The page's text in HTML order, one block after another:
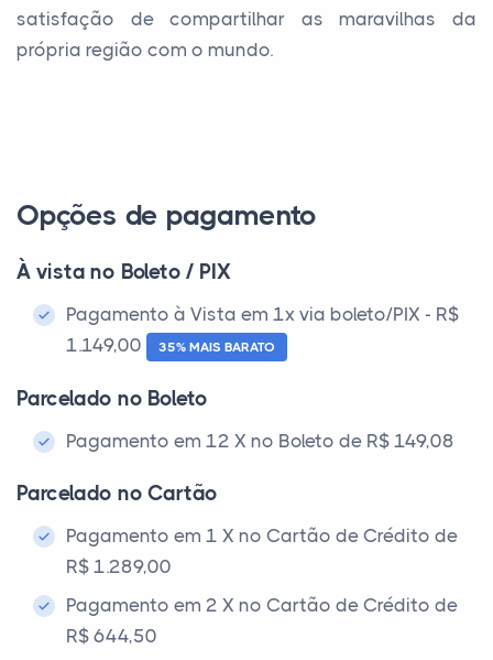
satisfação de compartilhar as maravilhas da
própria região com o mundo.
Opções de pagamento
À vista no Boleto / PIX
Pagamento à Vista em 1x via boleto/PIX - R$
1.149,00
35% MAIS BARATO
Parcelado no Boleto
Pagamento em 12 X no Boleto de R$ 149,08
Parcelado no Cartão
Pagamento em 1 X no Cartão de Crédito de
R$ 1.289,00
Pagamento em 2 X no Cartão de Crédito de
R$ 644,50